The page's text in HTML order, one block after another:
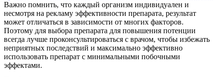
Важно помнить, что каждый организм индивидуален и
несмотря на рекламу эффективности препарата, результат
может отличаться в зависимости от многих факторов.
Поэтому для выбора препарата для повышения потенции
всегда лучше проконсультироваться с врачом, чтобы избежать
неприятных последствий и максимально эффективно
использовать препарат с минимальными побочными
эффектами.